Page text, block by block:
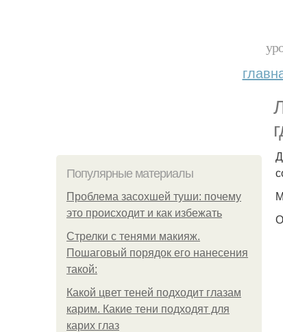
Популярные материалы
Проблема засохшей туши: почему
это происходит и как избежать
Стрелки с тенями макияж.
Пошаговый порядок его нанесения
такой:
Какой цвет теней подходит глазам
карим. Какие тени подходят для
карих глаз